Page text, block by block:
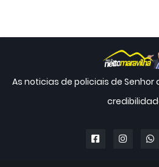
As noticias de policiais de Senhor